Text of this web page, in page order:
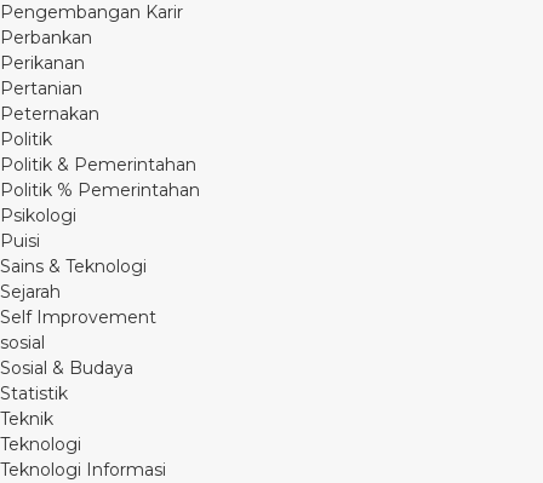
Pengembangan Karir
Perbankan
Perikanan
Pertanian
Peternakan
Politik
Politik & Pemerintahan
Politik % Pemerintahan
Psikologi
Puisi
Sains & Teknologi
Sejarah
Self Improvement
sosial
Sosial & Budaya
Statistik
Teknik
Teknologi
Teknologi Informasi